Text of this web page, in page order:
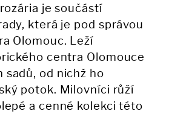
je součástí
která je pod správou
Olomouc. Leží
centra Olomouce
sadů, od nichž ho
potok. Milovníci růží
a cenné kolekci této